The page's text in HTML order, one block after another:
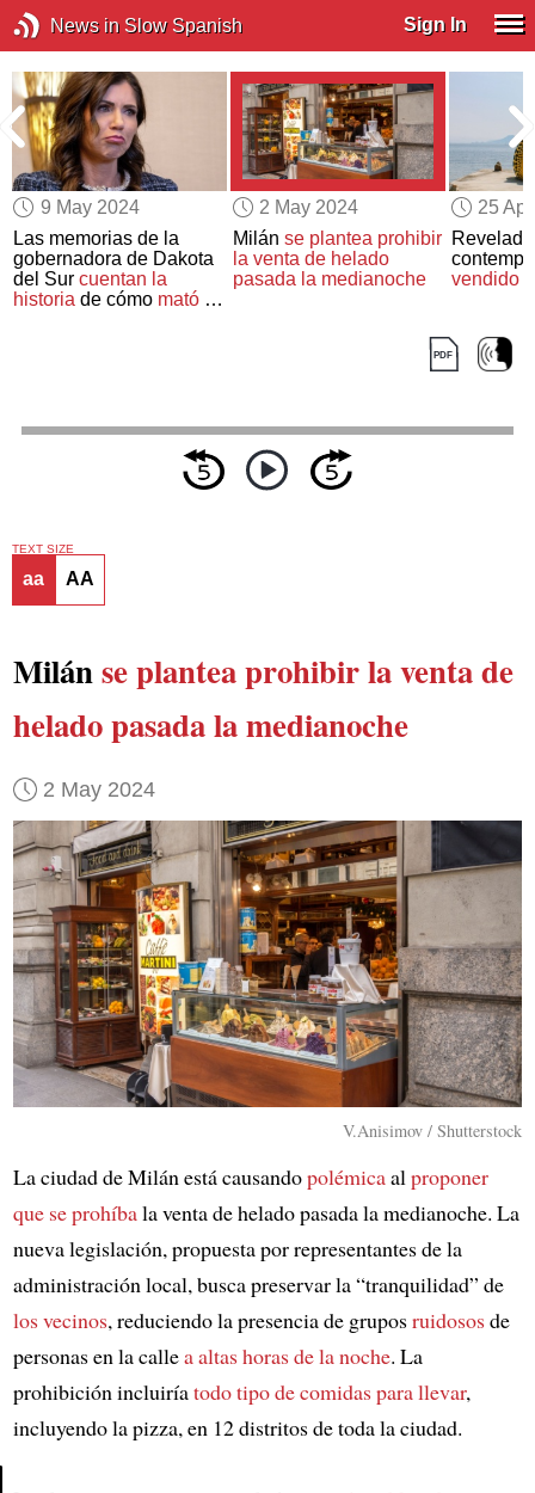
News in Slow Spanish Sign In
9 May 2024
Las memorias de la
gobernadora de Dakota
del Surcuentan la
historia de cómo mató a
2 May 2024
Milán se plantea prohibir
la venta de helado
pasada la medianoche
25
vendido
TEXT SIZE
aa AA
Milánse plantea prohibir la venta de
helado pasada la medianoche
2 May 2024
V.Anisimov / Shutterstock
La ciudad de Milán está causandopolémicaal proponer
que se prohíbala venta de helado pasada la medianoche. La
nueva legislación, propuesta por representantes de la
administración local, busca preservar la “tranquilidad” de
los vecinos, reduciendo la presencia de gruposruidososde
personas en la callea altas horas de la noche. La
prohibición incluiríatodo tipo de comidas para llevar,
incluyendo la pizza, en 12 distritos de toda la ciudad.